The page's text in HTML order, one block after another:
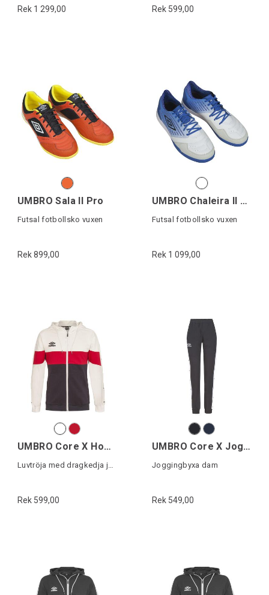
Rek 1 299,00 Rek 599,00
UMBRO Sala II Pro
Futsal fotbollsko vuxen
Rek 899,00
UMBRO Chaleira II Pro
Futsal fotbollsko vuxen
Rek 1 099,00
UMBRO Core X Hood Jacket Jr
Luvtröja med dragkedja junior
Rek 599,00
UMBRO Core X Jog Pant W
Joggingbyxa dam
Rek 549,00